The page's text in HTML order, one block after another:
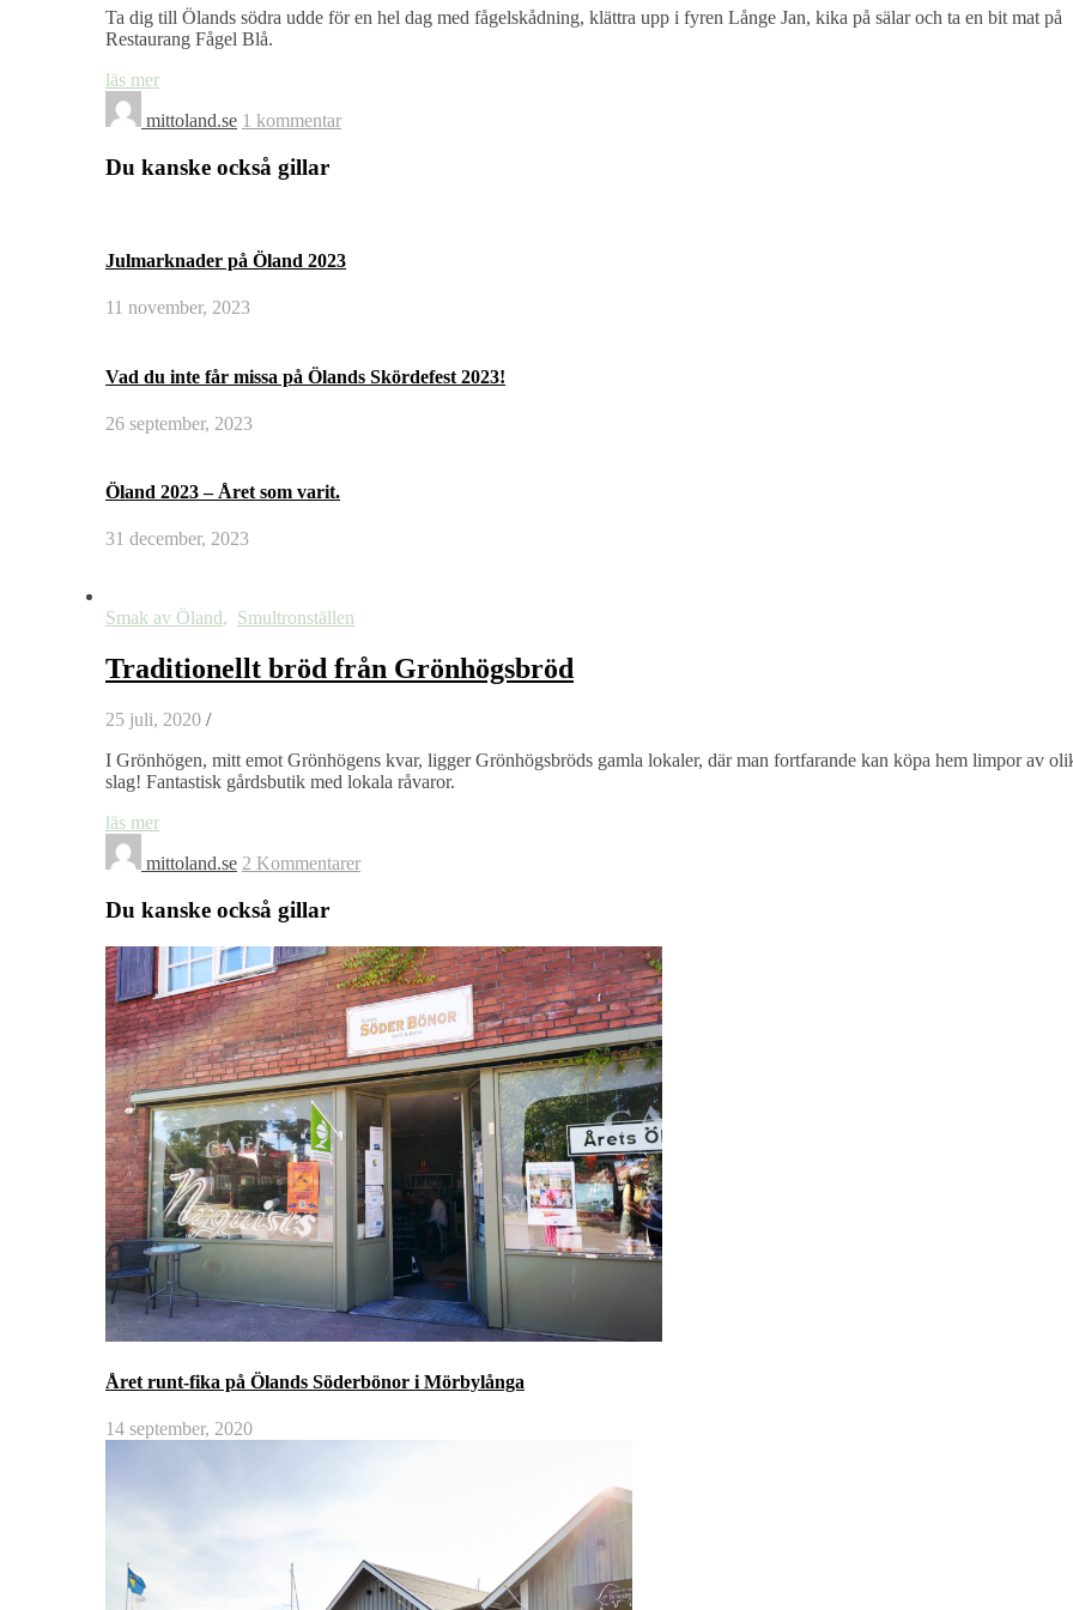
Ta dig till Ölands södra udde för en hel dag med fågelskådning, klättra upp i fyren Långe Jan, kika på sälar och ta en bit mat på
Restaurang Fågel Blå.
läs mer
mittoland.se 1 kommentar
Du kanske också gillar
Julmarknader på Öland 2023
11 november, 2023
Vad du inte får missa på Ölands Skördefest 2023!
26 september, 2023
Öland 2023 – Året som varit.
31 december, 2023
Smak av Öland, Smultronställen
Traditionellt bröd från Grönhögsbröd
25 juli, 2020 /
I Grönhögen, mitt emot Grönhögens kvar, ligger Grönhögsbröds gamla lokaler, där man fortfarande kan köpa hem limpor av
slag! Fantastisk gårdsbutik med lokala råvaror.
läs mer
mittoland.se 2 Kommentarer
Du kanske också gillar
Året runt-fika på Ölands Söderbönor i Mörbylånga
14 september, 2020